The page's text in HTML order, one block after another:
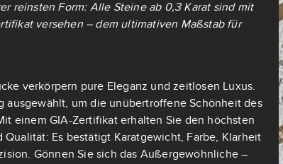
reinsten Form: Alle Steine ab 0,3 Karat sind mit
versehen – dem ultimativen Maßstab für
verkörpern pure Eleganz und zeitlosen Luxus.
ausgewählt, um die unübertroffene Schönheit des
einem GIA-Zertifikat erhalten Sie den höchsten
Qualität: Es bestätigt Karatgewicht, Farbe, Klarheit
Gönnen Sie sich das Außergewöhnliche –